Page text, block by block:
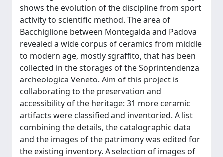
shows the evolution of the discipline from sport
activity to scientific method. The area of
Bacchiglione between Montegalda and Padova
revealed a wide corpus of ceramics from middle
to modern age, mostly sgraffito, that has been
collected in the storages of the Soprintendenza
archeologica Veneto. Aim of this project is
collaborating to the preservation and
accessibility of the heritage: 31 more ceramic
artifacts were classified and inventoried. A list
combining the details, the catalographic data
and the images of the patrimony was edited for
the existing inventory. A selection of images of